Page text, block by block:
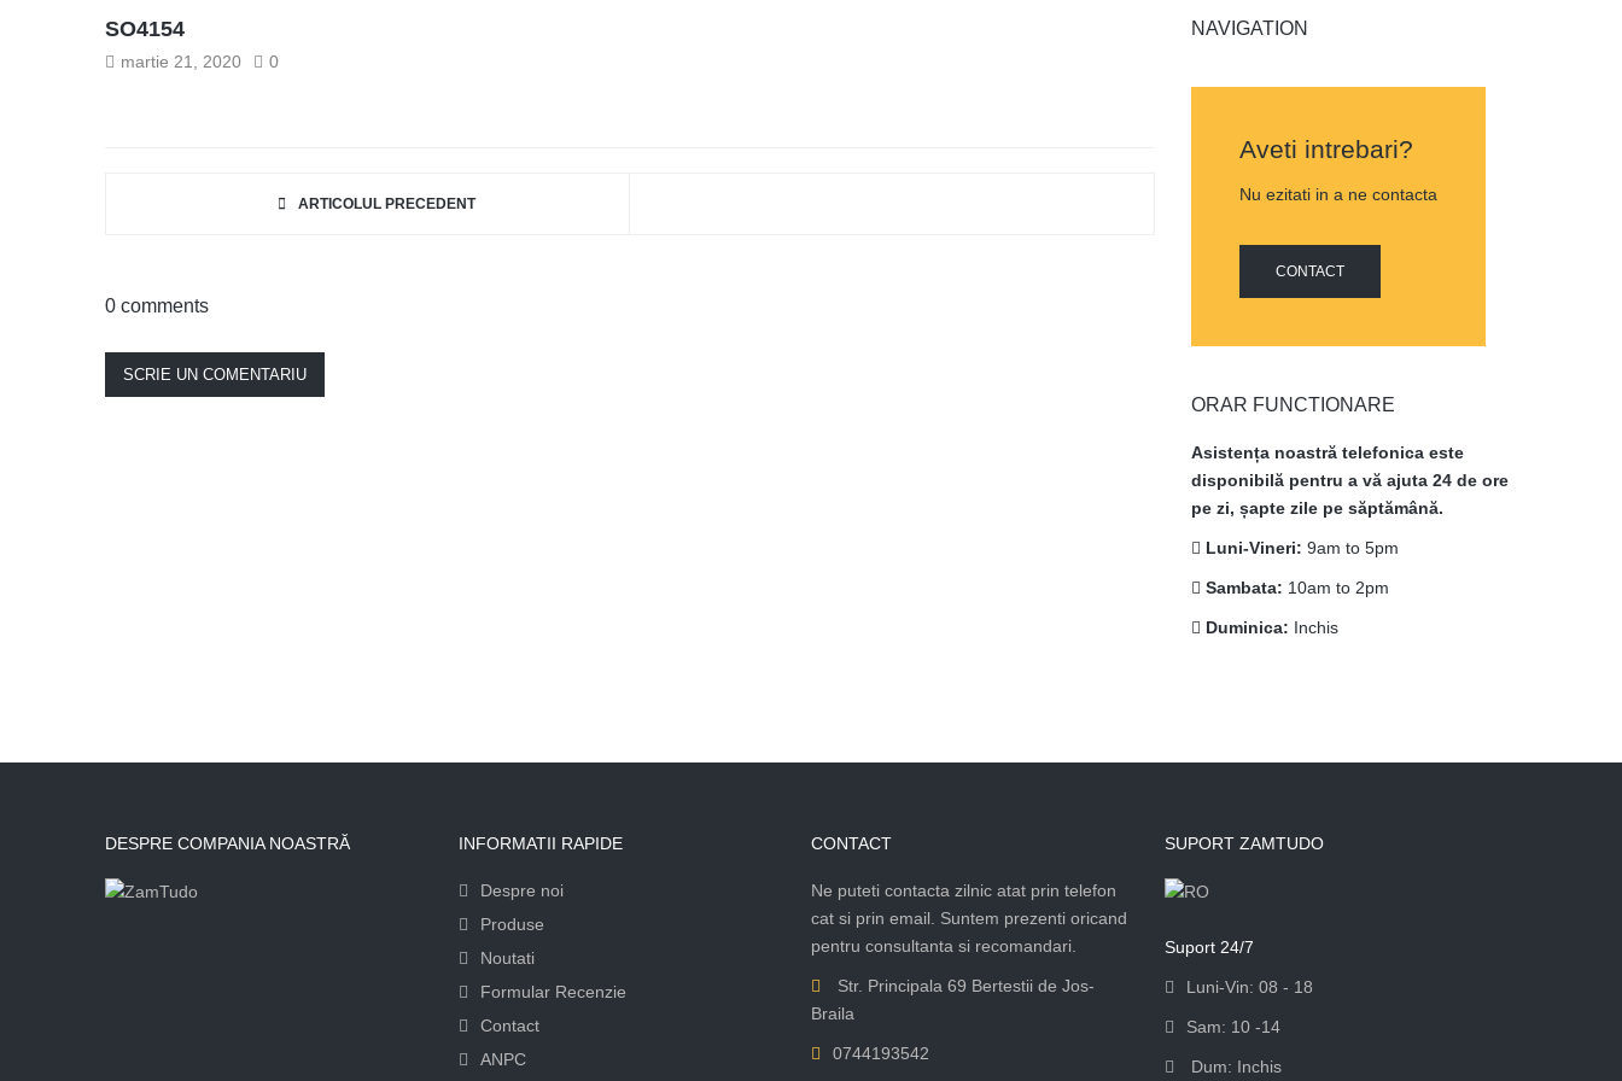
SO4154
martie 21, 2020 0
ARTICOLUL PRECEDENT
0 comments
SCRIE UN COMENTARIU
NAVIGATION
Aveti intrebari?
Nu ezitati in a ne contacta
CONTACT
ORAR FUNCTIONARE
Asistența noastră telefonica este
disponibilă pentru a vă ajuta 24 de ore
pe zi, șapte zile pe săptămână.
Luni-Vineri: 9am to 5pm
Sambata: 10am to 2pm
Duminica: Inchis
DESPRE COMPANIA NOASTRĂ INFORMATII RAPIDE
Despre noi
Produse
Noutati
Formular Recenzie
Contact
ANPC
CONTACT
Ne puteti contacta zilnic atat prin telefon
cat si prin email. Suntem prezenti oricand
pentru consultanta si recomandari.
Str. Principala 69 Bertestii de Jos-
Braila
0744193542
SUPORT ZAMTUDO
Suport 24/7
Luni-Vin: 08 - 18
Sam: 10 -14
Dum: Inchis